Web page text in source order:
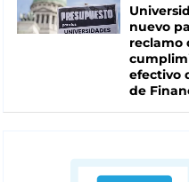
nuevo
reclamo
efectivo
de